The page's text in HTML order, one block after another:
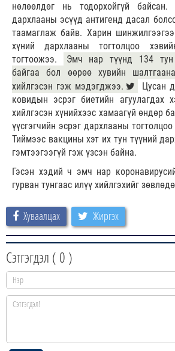
нөлөөлдөг нь тодорхойгүй
дархлааны эсүүд антигенд дасал
таамаглаж байв. Харин
хүний дархлааны тогтолцоо
тогтоожээ.
Эмч нар түүнд 134 тун
байгаа бол өөрөө хувийн
хийлгэсэн гэж мэдэгджээ.
Цусан
ковидын эсрэг биетийн агуулагдах
хийлгэсэн хүнийхээс хамаагүй өндөр
үүсгэгчийн эсрэг дархлааны
Тиймээс вакцины хэт их тун түүний
гэмтээгээгүй гэж үзсэн байна.
Гэсэн хэдий ч эмч нар
гурван тунгаас илүү хийлгэхийг
Хуваалцах Жиргэх
Сэтгэгдэл ( 0 )